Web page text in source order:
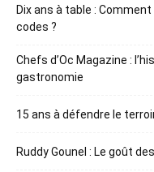
Dix ans à table :
codes ?
Chefs d’Oc Magazine :
gastronomie
15 ans à défendre le
Ruddy Gounel : Le goût